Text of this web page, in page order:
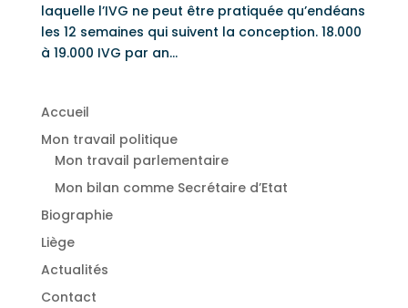
laquelle l’IVG ne peut être pratiquée qu’endéans
les 12 semaines qui suivent la conception. 18.000
à 19.000 IVG par an...
Accueil
Mon travail politique
Mon travail parlementaire
Mon bilan comme Secrétaire d’Etat
Biographie
Liège
Actualités
Contact